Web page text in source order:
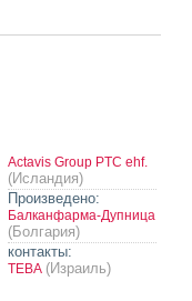
Actavis Group PTC ehf.
(Исландия)
Произведено:
Балканфарма-Дупница
(Болгария)
контакты:
ТЕВА (Израиль)